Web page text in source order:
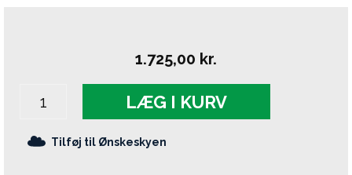
1.725,00 kr.
LÆG I KURV
Tilføj til Ønskeskyen